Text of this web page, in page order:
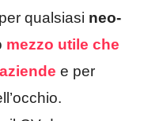
qualsiasi neo-
mezzo utile che
e per